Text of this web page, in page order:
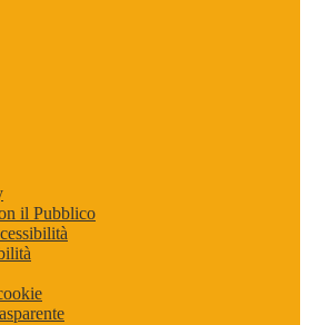
il Pubblico